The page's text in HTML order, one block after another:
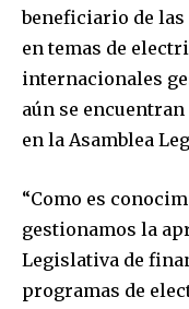
beneficiario de
en temas de
internacionales
aún se
en la Asamblea
“Como es
gestionamos la
Legislativa de
programas de